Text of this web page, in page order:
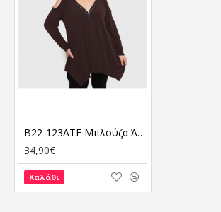
B22-123ATF Μπλούζα Άλφα με διακοσμητικό Φερμουάρ, ανοιχτή στους ώμους - Καφέ
34,90€
Καλάθι